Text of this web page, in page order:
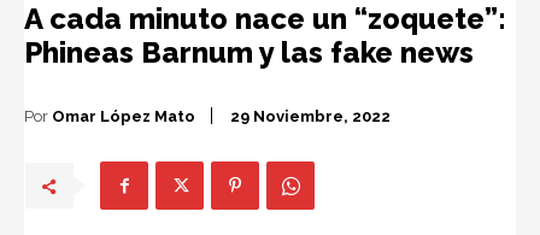
Hoy
A cada minuto nace un “zoquete”:
Phineas Barnum y las fake news
Por Omar López Mato 29 Noviembre, 2022